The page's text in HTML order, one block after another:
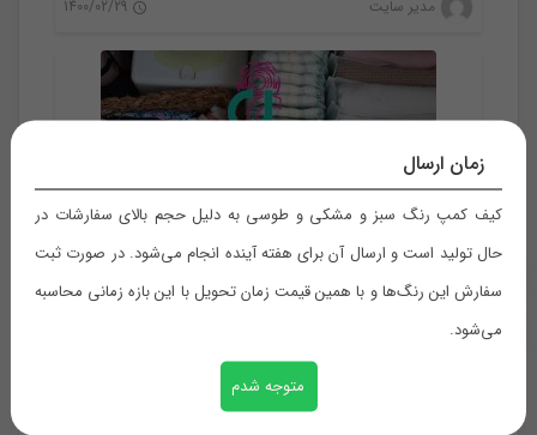
زمان ارسال
کیف کمپ رنگ سبز و مشکی و طوسی به دلیل حجم بالای سفارشات در
حال تولید است و ارسال آن برای هفته آینده انجام می‌شود. در صورت ثبت
سفارش این رنگ‌ها و با همین قیمت زمان تحویل با این بازه زمانی محاسبه
می‌شود.
متوجه شدم
0
مدیر سایت 1400/02/29
نظم دهنده
سازماندهی و نظم دهی کمد برای سازماندهی ذهن شماست